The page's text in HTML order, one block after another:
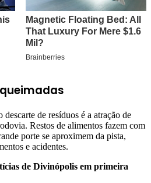
de resíduos é a atração de
Restos de alimentos fazem com
porte se aproximem da pista,
e acidentes.
de Divinópolis em primeira